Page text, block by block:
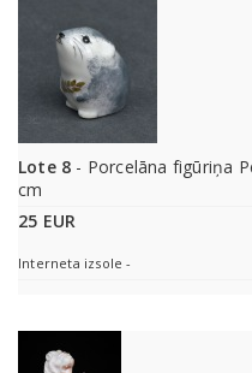
Lote 8 - Porcelāna figūriņa
cm
25 EUR
Interneta izsole -